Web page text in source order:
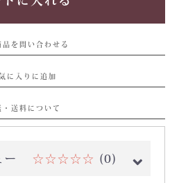
品を問い合わせる
に入りに追加
・送料について
ー ☆☆☆☆☆ (0)